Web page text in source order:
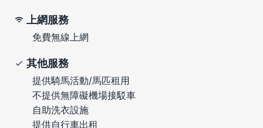
上網服務
免費無線上網
其他服務
提供騎馬活動/馬匹租用
不提供無障礙機場接駁車
自助洗衣設施
提供自行車出租